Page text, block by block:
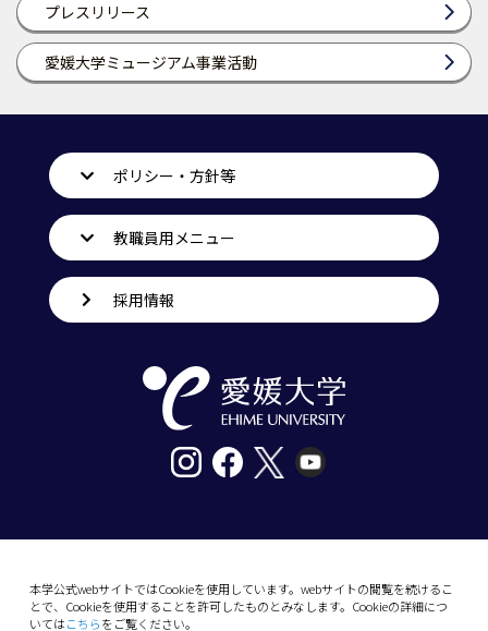
プレスリリース
愛媛大学ミュージアム事業活動
本学公式webサイトではCookieを使用しています。webサイトの閲覧を続けるこ
とで、Cookieを使用することを許可したものとみなします。Cookieの詳細につ
いてはこちらをご覧ください。
ポリシー・方針等
教職員用メニュー
採用情報
10-13 Dogo-Himata, Matsuyama, Ehime 790-